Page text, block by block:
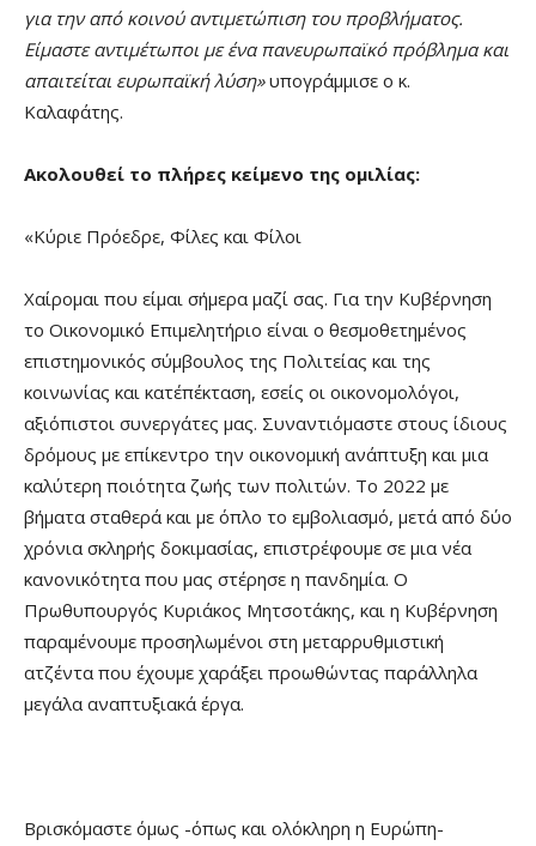
για την από κοινού αντιμετώπιση του προβλήματος.
Είμαστε αντιμέτωποι με ένα πανευρωπαϊκό πρόβλημα και
απαιτείται ευρωπαϊκή λύση»υπογράμμισε ο κ.
Καλαφάτης.
Ακολουθεί το πλήρες κείμενο της ομιλίας:
«Κύριε Πρόεδρε, Φίλες και Φίλοι
Χαίρομαι που είμαι σήμερα μαζί σας. Για την Κυβέρνηση
το Οικονομικό Επιμελητήριο είναι ο θεσμοθετημένος
επιστημονικός σύμβουλος της Πολιτείας και της
κοινωνίας και κατ΄επέκταση, εσείς οι οικονομολόγοι,
αξιόπιστοι συνεργάτες μας. Συναντιόμαστε στους ίδιους
δρόμους με επίκεντρο την οικονομική ανάπτυξη και μια
καλύτερη ποιότητα ζωής των πολιτών. Το 2022 με
βήματα σταθερά και με όπλο το εμβολιασμό, μετά από δύο
χρόνια σκληρής δοκιμασίας, επιστρέφουμε σε μια νέα
κανονικότητα που μας στέρησε η πανδημία. Ο
Πρωθυπουργός Κυριάκος Μητσοτάκης, και η Κυβέρνηση
παραμένουμε προσηλωμένοι στη μεταρρυθμιστική
ατζέντα που έχουμε χαράξει προωθώντας παράλληλα
μεγάλα αναπτυξιακά έργα.
Βρισκόμαστε όμως -όπως και ολόκληρη η Ευρώπη-